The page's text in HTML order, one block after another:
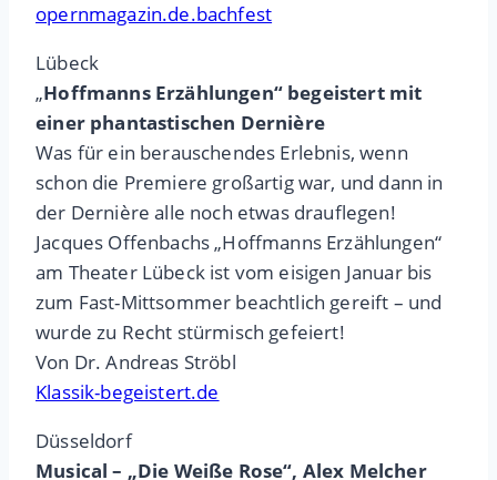
opernmagazin.de.bachfest
Lübeck
„Hoffmanns Erzählungen“ begeistert mit
einer phantastischen Dernière
Was für ein berauschendes Erlebnis, wenn
schon die Premiere großartig war, und dann in
der Dernière alle noch etwas drauflegen!
Jacques Offenbachs „Hoffmanns Erzählungen“
am Theater Lübeck ist vom eisigen Januar bis
zum Fast-Mittsommer beachtlich gereift – und
wurde zu Recht stürmisch gefeiert!
Von Dr. Andreas Ströbl
Klassik-begeistert.de
Düsseldorf
Musical – „Die Weiße Rose“, Alex Melcher